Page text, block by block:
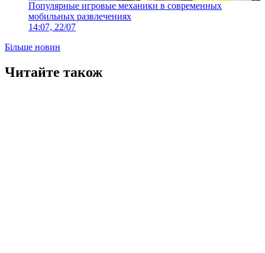
Популярные игровые механики в современных
мобильных развлечениях
14:07, 22/07
Більше новин
Читайте також